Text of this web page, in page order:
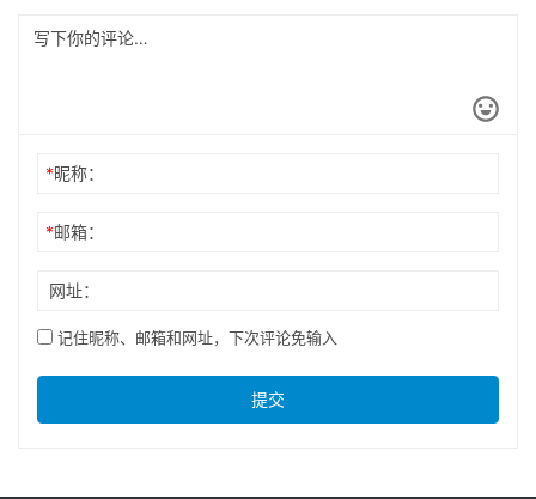
*昵称：
*邮箱：
网址：
记住昵称、邮箱和网址，下次评论免输入
提交